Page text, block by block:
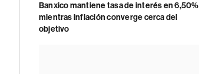
Banxico mantiene tasa de interés en 6,50%
mientras inflación converge cerca del
objetivo